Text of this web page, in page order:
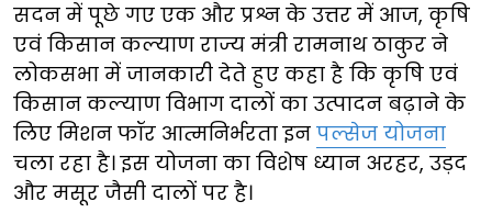
सदन में पूछे गए एक और प्रश्न के उत्तर में आज, कृषि
एवं किसान कल्याण राज्य मंत्री रामनाथ ठाकुर ने
लोकसभा में जानकारी देते हुए कहा है कि कृषि एवं
किसान कल्याण विभाग दालों का उत्पादन बढ़ाने के
लिए मिशन फॉर आत्मनिर्भरता इन पल्सेज योजना
चला रहा है। इस योजना का विशेष ध्यान अरहर, उड़द
और मसूर जैसी दालों पर है।